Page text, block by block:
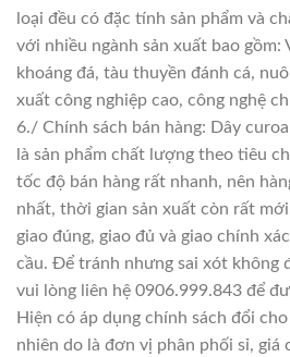
loại đều có đặc tính sản phẩm và
với nhiều ngành sản xuất bao gồm:
khoáng đá, tàu thuyền đánh cá,
xuất công nghiệp cao, công nghệ
6./ Chính sách bán hàng: Dây
là sản phẩm chất lượng theo tiêu
tốc độ bán hàng rất nhanh, nên
nhất, thời gian sản xuất còn rất
giao đúng, giao đủ và giao chính
cầu. Để tránh nhưng sai xót không
vui lòng liên hệ 0906.999.843 để
Hiện có áp dụng chính sách đổi
nhiên do là đơn vị phân phối sỉ, giá